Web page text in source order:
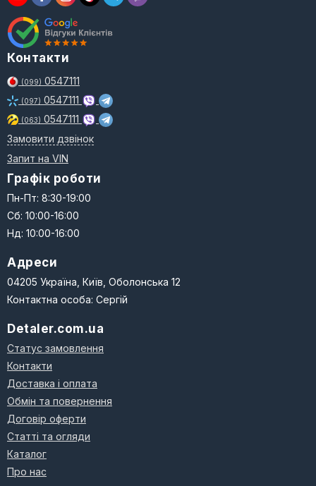
Контакти
(099) 0547111
(097) 0547111
(063) 0547111
Замовити дзвінок
Запит на VIN
Графік роботи
Пн-Пт: 8:30-19:00
Сб: 10:00-16:00
Нд: 10:00-16:00
Адреси
04205 Україна, Київ, Оболонська 12
Контактна особа: Сергій
Detaler.com.ua
Статус замовлення
Контакти
Доставка і оплата
Обмін та повернення
Договір оферти
Статті та огляди
Каталог
Про нас